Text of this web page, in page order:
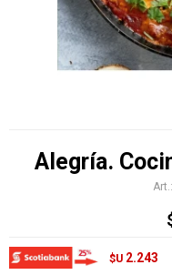
Alegría.
$U 2.243